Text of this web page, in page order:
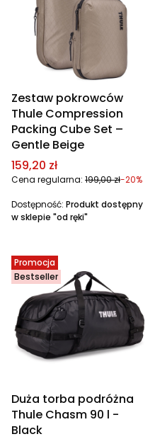
Zestaw pokrowców
Thule Compression
Packing Cube Set –
Gentle Beige
Cena promocyjna
159,20 zł
Cena regularna: 199,00 zł-20%
Dostępność: Produkt dostępny
w sklepie "od ręki"
Promocja
Bestseller
Duża torba podróżna
Thule Chasm 90 l -
Black